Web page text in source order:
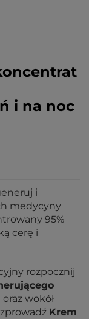
i na noc
i
medycyny
95%
cerę i
rozpocznij
wokół
Krem